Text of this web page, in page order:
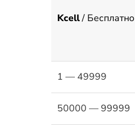
Kcell/ Бесплатно
1 — 49999
50000 — 99999